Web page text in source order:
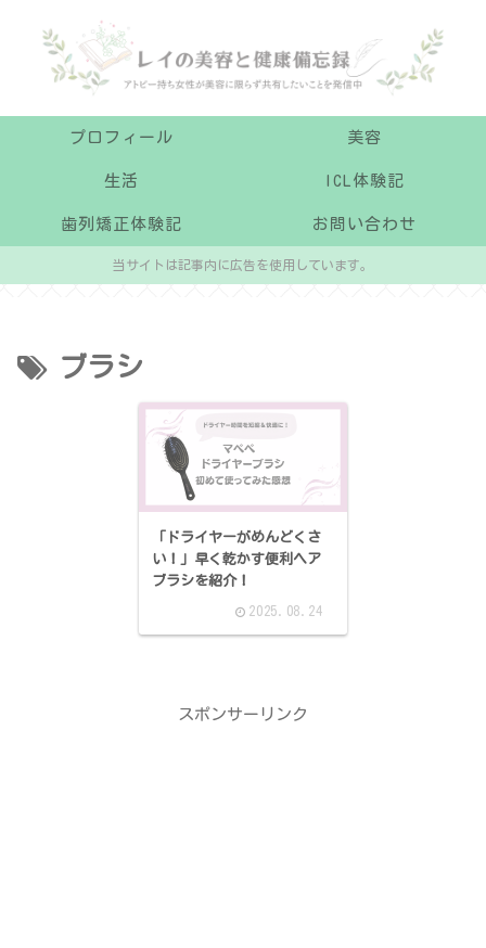
プロフィール 美容
生活 ICL体験記
歯列矯正体験記 お問い合わせ
当サイトは記事内に広告を使用しています。
ブラシ
「ドライヤーがめんどくさ
い！」早く乾かす便利ヘア
ブラシを紹介！
2025.08.24
スポンサーリンク